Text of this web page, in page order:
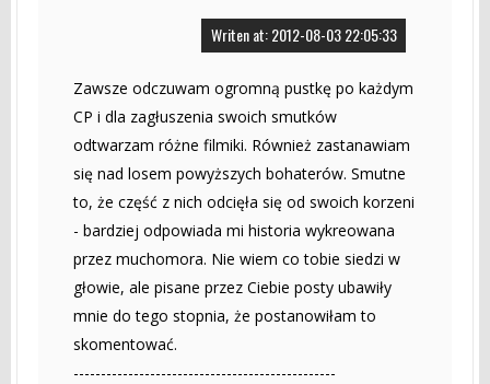
Writen at: 2012-08-03 22:05:33
Zawsze odczuwam ogromną pustkę po każdym
CP i dla zagłuszenia swoich smutków
odtwarzam różne filmiki. Również zastanawiam
się nad losem powyższych bohaterów. Smutne
to, że część z nich odcięła się od swoich korzeni
- bardziej odpowiada mi historia wykreowana
przez muchomora. Nie wiem co tobie siedzi w
głowie, ale pisane przez Ciebie posty ubawiły
mnie do tego stopnia, że postanowiłam to
skomentować.
------------------------------------------------